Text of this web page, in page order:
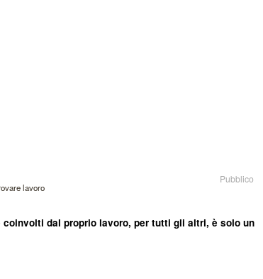
Pubblico
lavoro
dal proprio lavoro, per tutti gli altri, è solo un